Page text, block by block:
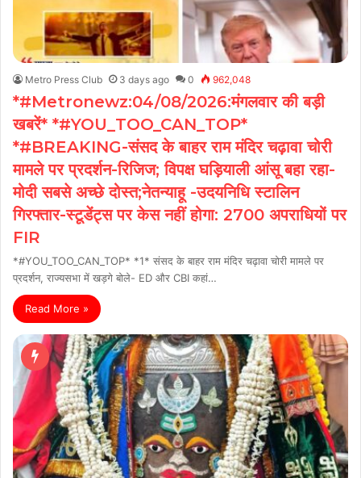
Metro Press Club 3 days ago 0 962,048
*#Metronewz:04/08/2026:मंगलवार की बड़ी
खबरें* *#YOU_TOO_CAN_TOP*
*#BREAKING-संसद के बाहर राम मंदिर चढ़ावा चोरी
मामले पर प्रदर्शन-रिजिज; विपक्ष घड़ियाली आंसू बहा रहा-
मोदी सबसे अच्छे दोस्त;नेतन्याहू -उदयनिधि स्टालिन
गिरफ्तार-स्टूडेंट्स पर केस नहीं होगा: 2700 अपराधियों पर
FIR
*#YOU_TOO_CAN_TOP* *1* संसद के बाहर राम मंदिर चढ़ावा चोरी मामले पर
प्रदर्शन, राज्यसभा में खड़गे बोले- ED और CBI कहां…
Read More »